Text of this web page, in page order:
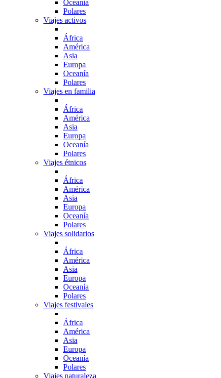
Oceanía
Polares
Viajes activos
África
América
Asia
Europa
Oceanía
Polares
Viajes en familia
África
América
Asia
Europa
Oceanía
Polares
Viajes étnicos
África
América
Asia
Europa
Oceanía
Polares
Viajes solidarios
África
América
Asia
Europa
Oceanía
Polares
Viajes festivales
África
América
Asia
Europa
Oceanía
Polares
Viajes naturaleza